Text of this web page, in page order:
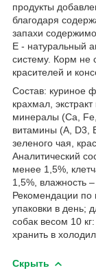
продукты
благодаря
запахи
Е - натуральный
систему. Корм не
красителей и
Состав: куриное
крахмал,
минералы (Ca, Fe,
витамины (A, D3,
зеленого чая,
Аналитический
менее 1,5%,
1,5%, влажность
Рекомендации по
упаковки в день;
собак весом 10
хранить в
Скрыть